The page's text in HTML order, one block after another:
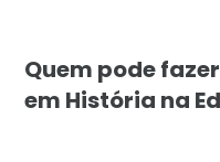
Quem pode
em História na